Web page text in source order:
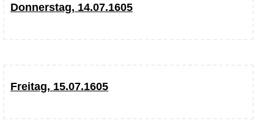
Donnerstag, 14.07.1605
Freitag, 15.07.1605